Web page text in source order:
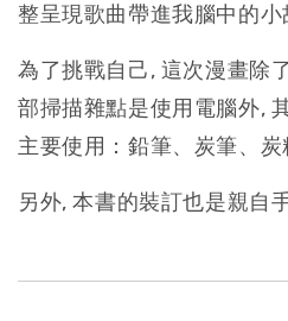
整呈現歌曲帶進我腦中的小
為了挑戰自己, 這次漫畫除
部掃描雜點是使用電腦外,
主要使用：鉛筆、炭筆、
另外, 本書的裝訂也是親自